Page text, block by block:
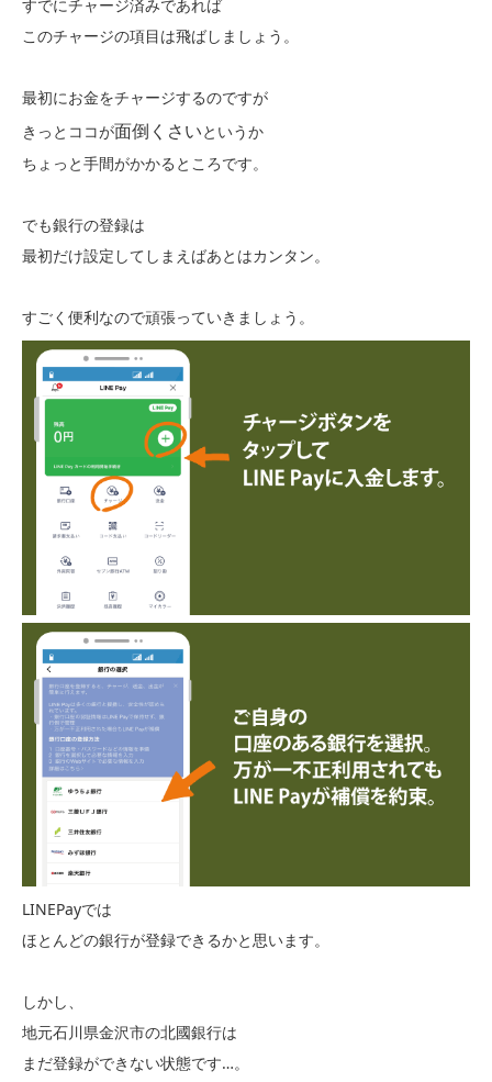
すでにチャージ済みであれば
このチャージの項目は飛ばしましょう。
最初にお金をチャージするのですが
きっとココが面倒くさいというか
ちょっと手間がかかるところです。
でも銀行の登録は
最初だけ設定してしまえばあとはカンタン。
すごく便利なので頑張っていきましょう。
LINEPayでは
ほとんどの銀行が登録できるかと思います。
しかし、
地元石川県金沢市の北國銀行は
まだ登録ができない状態です…。